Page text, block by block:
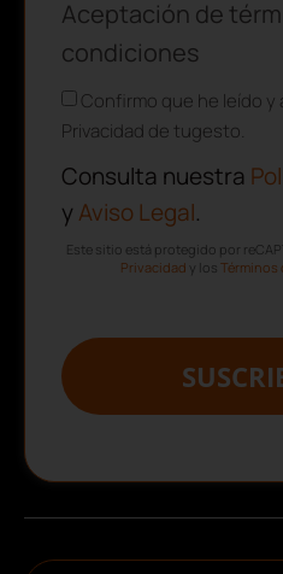
Aceptación de
condiciones
Confirmo que he leído y
Privacidad de tugesto.
Consulta nuestra
y Aviso Legal.
Este sitio está protegido por
Privacidad y los Términos